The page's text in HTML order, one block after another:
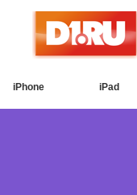
iPhone iPad